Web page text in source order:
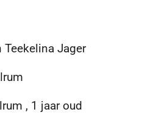
Jager
, 1 jaar oud